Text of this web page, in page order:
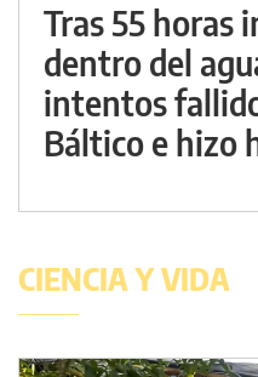
Tras 55 horas
dentro del
intentos
Báltico e hizo
CIENCIA Y VIDA